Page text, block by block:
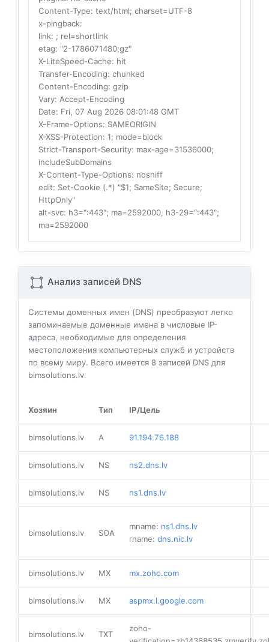
Content-Type: text/html; charset=UTF-8
x-pingback:
link: ; rel=shortlink
etag: "2-1786071480;gz"
X-LiteSpeed-Cache: hit
Transfer-Encoding: chunked
Content-Encoding: gzip
Vary: Accept-Encoding
Date: Fri, 07 Aug 2026 08:01:48 GMT
X-Frame-Options: SAMEORIGIN
X-XSS-Protection: 1; mode=block
Strict-Transport-Security: max-age=31536000;
includeSubDomains
X-Content-Type-Options: nosniff
edit: Set-Cookie (.*) "$1; SameSite; Secure;
HttpOnly"
alt-svc: h3=":443"; ma=2592000, h3-29=":443";
ma=2592000
Анализ записей DNS
Системы доменных имен (DNS) преобразуют легко
запоминаемые доменные имена в числовые IP-
адреса, необходимые для определения
местоположения компьютерных служб и устройств
по всему миру. Всего имеется 8 записей DNS для
bimsolutions.lv.
Хозяин Тип IP/Цель
bimsolutions.lv A 91.194.76.188
bimsolutions.lv NS ns2.dns.lv
bimsolutions.lv NS ns1.dns.lv
bimsolutions.lv SOA
mname: ns1.dns.lv
rname: dns.nic.lv
bimsolutions.lv MX mx.zoho.com
bimsolutions.lv MX aspmx.l.google.com
bimsolutions.lv TXT
zoho-